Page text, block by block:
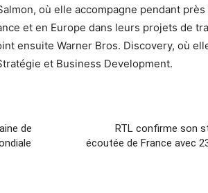
où elle accompagne pendant près
et en Europe dans leurs projets de
ensuite Warner Bros. Discovery, où
et Business Development.
de
RTL confirme son
écoutée de France avec